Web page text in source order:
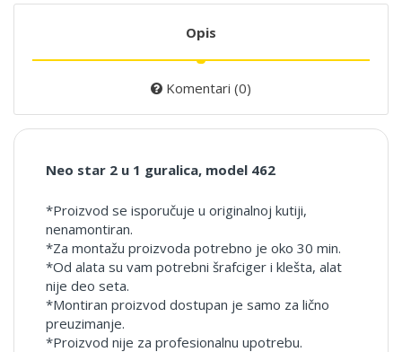
Opis
Komentari (0)
Neo star 2 u 1 guralica, model 462
*Proizvod se isporučuje u originalnoj kutiji,
nenamontiran.
*Za montažu proizvoda potrebno je oko 30 min.
*Od alata su vam potrebni šrafciger i klešta, alat
nije deo seta.
*Montiran proizvod dostupan je samo za lično
preuzimanje.
*Proizvod nije za profesionalnu upotrebu.